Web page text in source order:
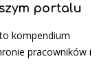
portalu
kompendium
pracowników i